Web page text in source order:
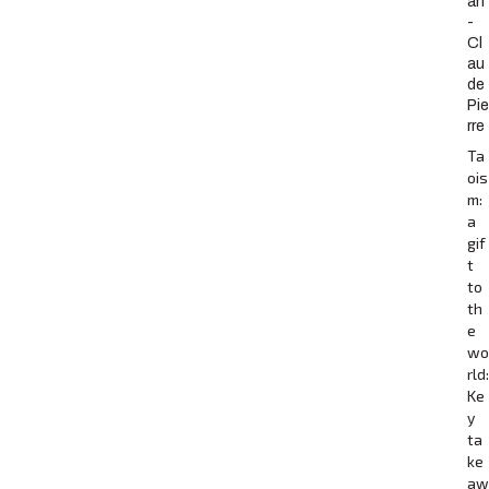
-
Cl
au
de
Pie
rre
Ta
ois
m:
a
gif
t
to
th
e
wo
rld:
Ke
y
ta
ke
aw